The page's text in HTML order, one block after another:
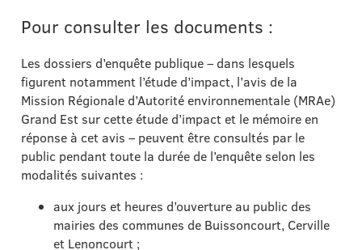
Pour consulter les documents :
Les dossiers d’enquête publique – dans lesquels
figurent notamment l’étude d’impact, l’avis de la
Mission Régionale d’Autorité environnementale (MRAe)
Grand Est sur cette étude d’impact et le mémoire en
réponse à cet avis – peuvent être consultés par le
public pendant toute la durée de l’enquête selon les
modalités suivantes :
aux jours et heures d’ouverture au public des
mairies des communes de Buissoncourt, Cerville
et Lenoncourt ;